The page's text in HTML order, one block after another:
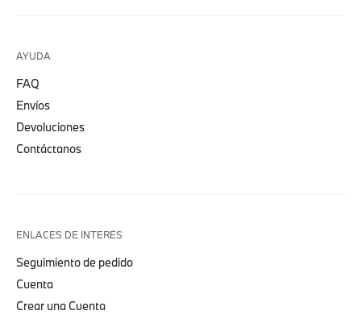
AYUDA
FAQ
Envíos
Devoluciones
Contáctanos
ENLACES DE INTERÉS
Seguimiento de pedido
Cuenta
Crear una Cuenta